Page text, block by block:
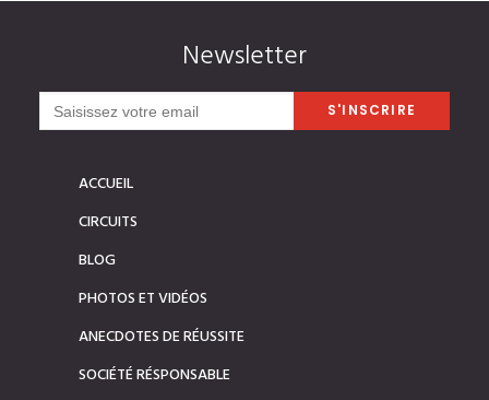
Newsletter
ACCUEIL
CIRCUITS
BLOG
PHOTOS ET VIDÉOS
ANECDOTES DE RÉUSSITE
SOCIÉTÉ RÉSPONSABLE